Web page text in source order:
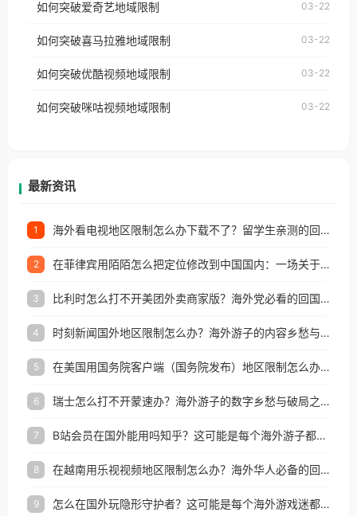
台湾、美国、加拿大、澳大利亚、欧洲等国家和地区
权限制所困扰。
播放”的提示语。 海外用户如香港、澳门、台湾、美
制问题，且仅能在中国大陆地区播放。 遇到这个问题
户收听网易云音乐地区版权限制」的问题，无论人在
如何突破爱奇艺地域限制 03-22
如何突破喜马拉雅地域限制 03-22
如何突破优酷视频地域限制 03-22
如何突破咪咕视频地域限制 03-22
最新资讯
1 海外看电视地区限制怎么办下载不了？留学生亲测的回国加速方案（附2026世界杯观赛技巧）
2 在菲律宾用陌陌怎么把定位修改到中国国内：一场关于归属感与连接的探索
3 比利时怎么打不开美团外卖商家版？海外党必看的回国加速全攻略
4 时刻新闻国外地区限制怎么办？海外游子的内容乡愁与破局之路
5 在美国用国务院客户端（国务院发布）地区限制怎么办？3步解决海外看国内内容难题
6 瑞士怎么打不开蒙速办？海外游子的数字乡愁与破局之路
7 B站会员在国外能用吗知乎？这可能是每个海外游子都问过的问题
8 在越南用乐视视频地区限制怎么办？海外华人必备的回国加速攻略
9 怎么在国外玩隐形守护者？这可能是每个海外游戏迷都问过的问题